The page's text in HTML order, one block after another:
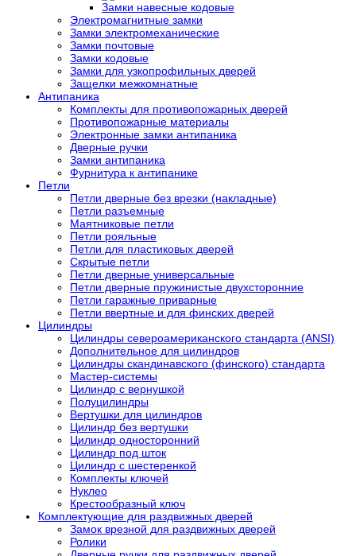
Замки навесные кодовые
Электромагнитные замки
Замки электромеханические
Замки почтовые
Замки кодовые
Замки для узкопрофильных дверей
Защелки межкомнатные
Антипаника
Комплекты для противопожарных дверей
Противопожарные материалы
Электронные замки антипаника
Дверные ручки
Замки антипаника
Фурнитура к антипанике
Петли
Петли дверные без врезки (накладные)
Петли разъемные
Маятниковые петли
Петли рояльные
Петли для пластиковых дверей
Скрытые петли
Петли дверные универсальные
Петли дверные пружинистые двухсторонние
Петли гаражные приварные
Петли ввертные и для финских дверей
Цилиндры
Цилиндры североамериканского стандарта (ANSI)
Дополнительное для цилиндров
Цилиндры скандинавского (финского) стандарта
Мастер-системы
Цилиндр с вернушкой
Полуцилиндры
Вертушки для цилиндров
Цилиндр без вертушки
Цилиндр односторонний
Цилиндр под шток
Цилиндр с шестеренкой
Комплекты ключей
Нуклео
Крестообразный ключ
Комплектующие для раздвижных дверей
Замок врезной для раздвижных дверей
Ролики